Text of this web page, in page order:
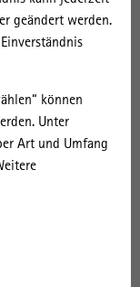
geändert werden.
können
Unter
Art und Umfang
und erweitert.
von
mit
Parchim
wird das
von
zur